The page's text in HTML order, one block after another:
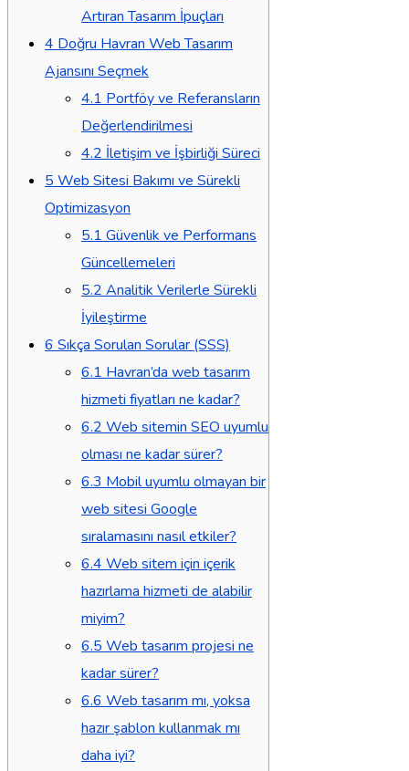
Artıran Tasarım İpuçları
4 Doğru Havran Web Tasarım
Ajansını Seçmek
4.1 Portföy ve Referansların
Değerlendirilmesi
4.2 İletişim ve İşbirliği Süreci
5 Web Sitesi Bakımı ve Sürekli
Optimizasyon
5.1 Güvenlik ve Performans
Güncellemeleri
5.2 Analitik Verilerle Sürekli
İyileştirme
6 Sıkça Sorulan Sorular (SSS)
6.1 Havran’da web tasarım
hizmeti fiyatları ne kadar?
6.2 Web sitemin SEO uyumlu
olması ne kadar sürer?
6.3 Mobil uyumlu olmayan bir
web sitesi Google
sıralamasını nasıl etkiler?
6.4 Web sitem için içerik
hazırlama hizmeti de alabilir
miyim?
6.5 Web tasarım projesi ne
kadar sürer?
6.6 Web tasarım mı, yoksa
hazır şablon kullanmak mı
daha iyi?